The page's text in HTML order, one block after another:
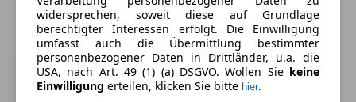
widersprechen, soweit diese auf Grundlage
berechtigter Interessen erfolgt. Die Einwilligung
umfasst auch die Übermittlung bestimmter
personenbezogener Daten in Drittländer, u.a. die
USA, nach Art. 49 (1) (a) DSGVO. Wollen Sie keine
Einwilligung erteilen, klicken Sie bitte hier.